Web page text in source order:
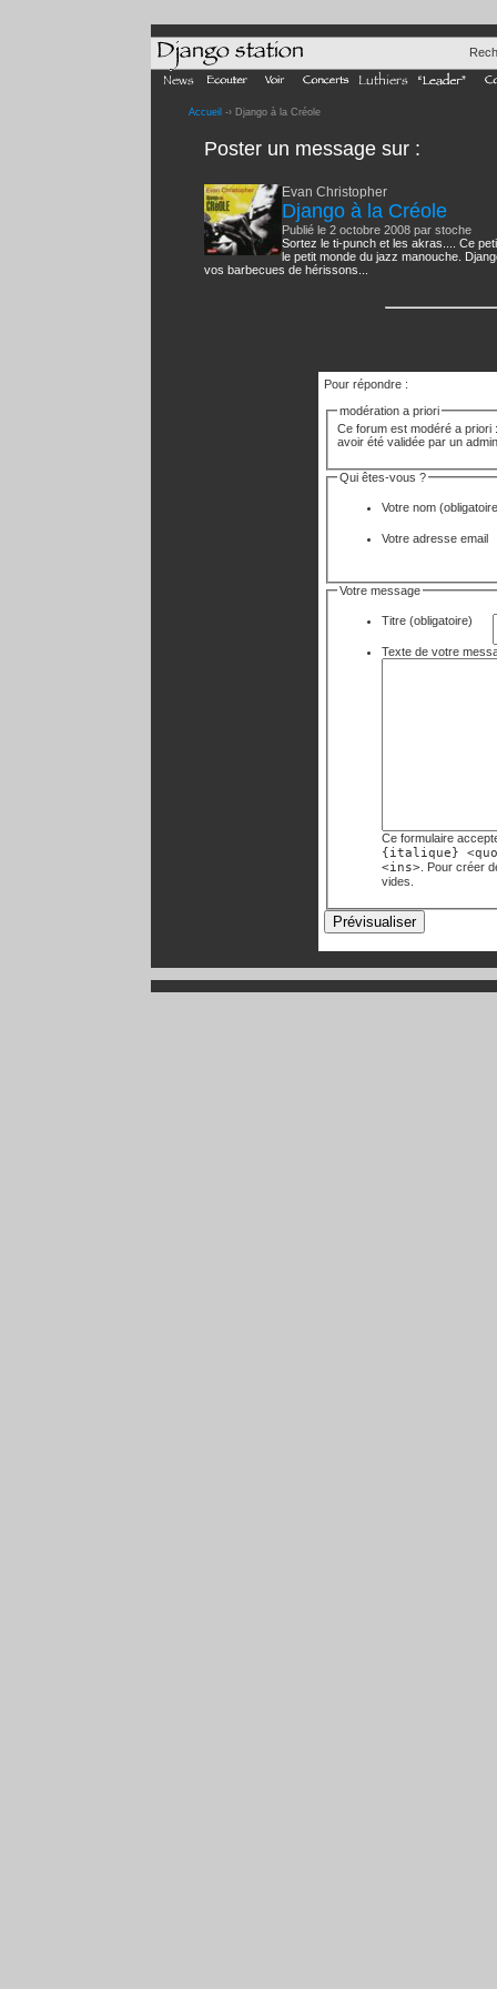
Accueil -› Django à la Créole
Poster un message sur :
Evan Christopher
Django à la Créole
Publié le 2 octobre 2008 par stoche
Sortez le ti-punch et les akras.... Ce
le petit monde du jazz manouche.
vos barbecues de hérissons...
Pour répondre :
modération a priori
Ce forum est modéré a priori
avoir été validée par un
Qui êtes-vous ?
Votre nom
Votre adresse email
Votre message
Titre (obligatoire)
Ce formulaire
{italique}
<ins> . Pour créer
vides.